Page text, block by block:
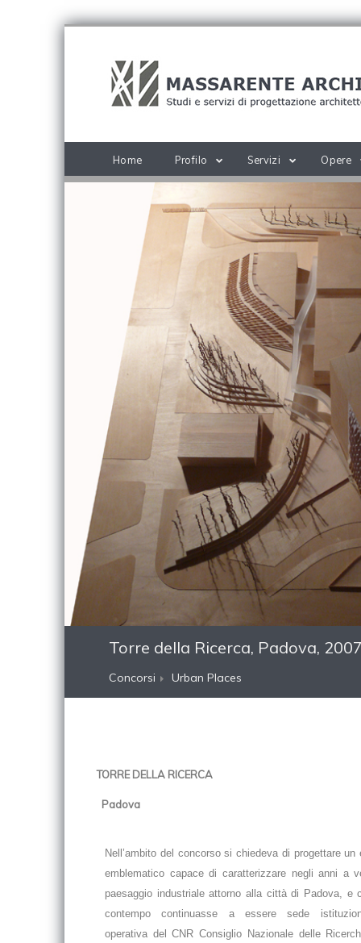
Home Profilo Servizi Opere
Torre della Ricerca, Padova,
Concorsi Urban Places
TORRE DELLA RICERCA
Padova
Nell’ambito del concorso si chiedeva di progettare un
emblematico capace di caratterizzare negli anni a
paesaggio industriale attorno alla città di Padova, e
contempo continuasse a essere sede
operativa del CNR Consiglio Nazionale delle